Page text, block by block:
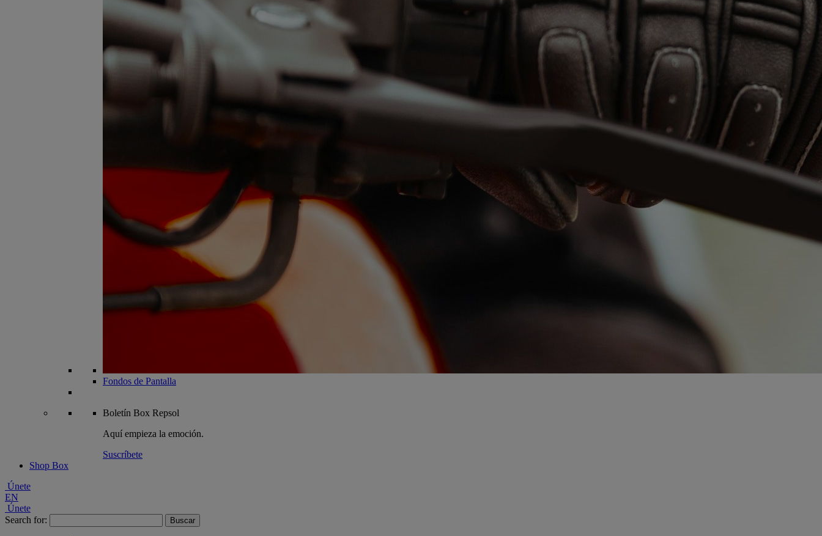
Fondos de Pantalla
Boletín Box Repsol
Aquí empieza la emoción.
Suscríbete
Shop Box
Únete
EN
Únete
Search for: